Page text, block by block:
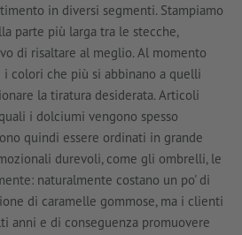
in diversi segmenti. Stampiamo
parte più larga tra le stecche,
di risaltare al meglio. Al momento
colori che più si abbinano a quelli
la tiratura desiderata. Articoli
i dolciumi vengono spesso
quindi essere ordinati in grande
durevoli, come gli ombrelli, le
naturalmente costano un po' di
di caramelle gommose, ma i clienti
anni e di conseguenza promuovere